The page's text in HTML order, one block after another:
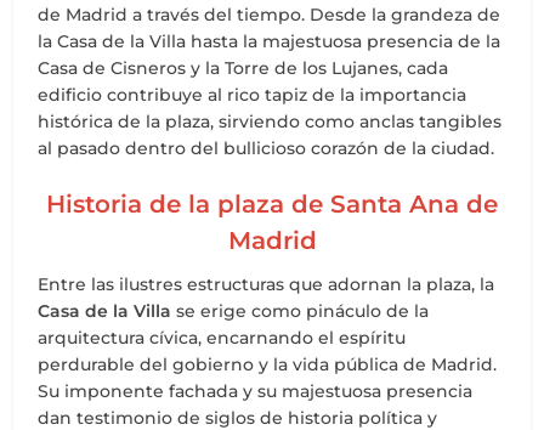
de Madrid a través del tiempo. Desde la grandeza de
la Casa de la Villa hasta la majestuosa presencia de la
Casa de Cisneros y la Torre de los Lujanes, cada
edificio contribuye al rico tapiz de la importancia
histórica de la plaza, sirviendo como anclas tangibles
al pasado dentro del bullicioso corazón de la ciudad.
Historia de la plaza de Santa Ana de
Madrid
Entre las ilustres estructuras que adornan la plaza, la
Casa de la Villa se erige como pináculo de la
arquitectura cívica, encarnando el espíritu
perdurable del gobierno y la vida pública de Madrid.
Su imponente fachada y su majestuosa presencia
dan testimonio de siglos de historia política y